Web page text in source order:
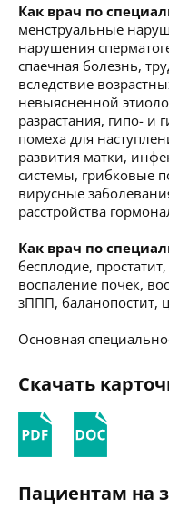
Как врач по
менструальные
нарушения
спаечная болезнь,
вследствие
невыясненной
разрастания, гипо- и
помеха для
развития матки,
системы, грибковые
вирусные
расстройства
Как врач по
бесплодие,
воспаление почек,
зППП, баланопостит,
Основная
Скачать
Пациентам на